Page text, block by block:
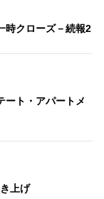
時クローズ－続報2
ート・アパートメ
上げ